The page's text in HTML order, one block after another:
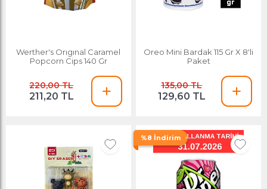
Werther's Orıgınal Caramel
Popcorn Cips 140 Gr
220,00 TL
211,20 TL
Oreo Mini Bardak 115 Gr X 8'li
Paket
135,00 TL
129,60 TL
%8 İndirim